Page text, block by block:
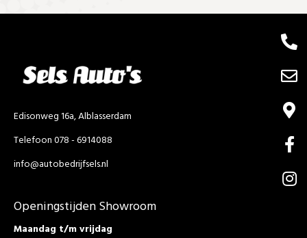
Edisonweg 16a, Alblasserdam
Telefoon 078 - 6914088
info@autobedrijfsels.nl
Openingstijden Showroom
Maandag t/m vrijdag